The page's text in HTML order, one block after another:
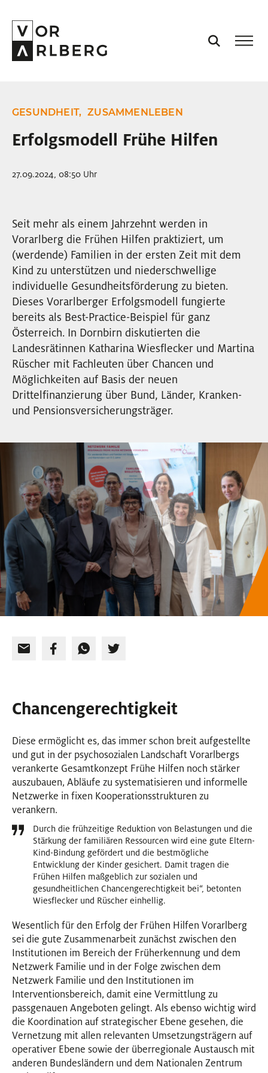
VISION
EVENTS
NEWSLETTER
GESUNDHEIT, ZUSAMMENLEBEN
Erfolgsmodell Frühe Hilfen
27.09.2024, 08:50 Uhr
Seit mehr als einem Jahrzehnt werden in
Vorarlberg die Frühen Hilfen praktiziert, um
(werdende) Familien in der ersten Zeit mit dem
Kind zu unterstützen und niederschwellige
individuelle Gesundheitsförderung zu bieten.
Dieses Vorarlberger Erfolgsmodell fungierte
bereits als Best-Practice-Beispiel für ganz
Österreich. In Dornbirn diskutierten die
Landesrätinnen Katharina Wiesflecker und Martina
Rüscher mit Fachleuten über Chancen und
Möglichkeiten auf Basis der neuen
Drittelfinanzierung über Bund, Länder, Kranken-
und Pensionsversicherungsträger.
Chancengerechtigkeit
Diese ermöglicht es, das immer schon breit aufgestellte
und gut in der psychosozialen Landschaft Vorarlbergs
verankerte Gesamtkonzept Frühe Hilfen noch stärker
auszubauen, Abläufe zu systematisieren und informelle
Netzwerke in fixen Kooperationsstrukturen zu
verankern.
Durch die frühzeitige Reduktion von Belastungen und die
Stärkung der familiären Ressourcen wird eine gute Eltern-
Kind-Bindung gefördert und die bestmögliche
Entwicklung der Kinder gesichert. Damit tragen die
Frühen Hilfen maßgeblich zur sozialen und
gesundheitlichen Chancengerechtigkeit bei“, betonten
Wiesflecker und Rüscher einhellig.
Wesentlich für den Erfolg der Frühen Hilfen Vorarlberg
sei die gute Zusammenarbeit zunächst zwischen den
Institutionen im Bereich der Früherkennung und dem
Netzwerk Familie und in der Folge zwischen dem
Netzwerk Familie und den Institutionen im
Interventionsbereich, damit eine Vermittlung zu
passgenauen Angeboten gelingt. Als ebenso wichtig wird
die Koordination auf strategischer Ebene gesehen, die
Vernetzung mit allen relevanten Umsetzungsträgern auf
operativer Ebene sowie der überregionale Austausch mit
anderen Bundesländern und dem Nationalen Zentrum